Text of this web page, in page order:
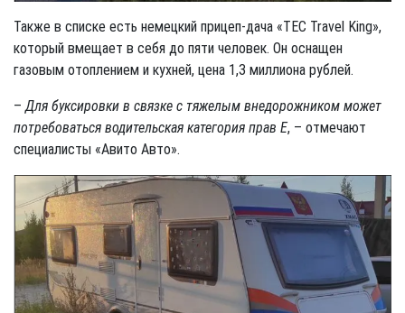
Также в списке есть немецкий прицеп-дача «TEC Travel King»,
который вмещает в себя до пяти человек. Он оснащен
газовым отоплением и кухней, цена 1,3 миллиона рублей.
– Для буксировки в связке с тяжелым внедорожником может
потребоваться водительская категория прав Е, – отмечают
специалисты «Авито Авто».